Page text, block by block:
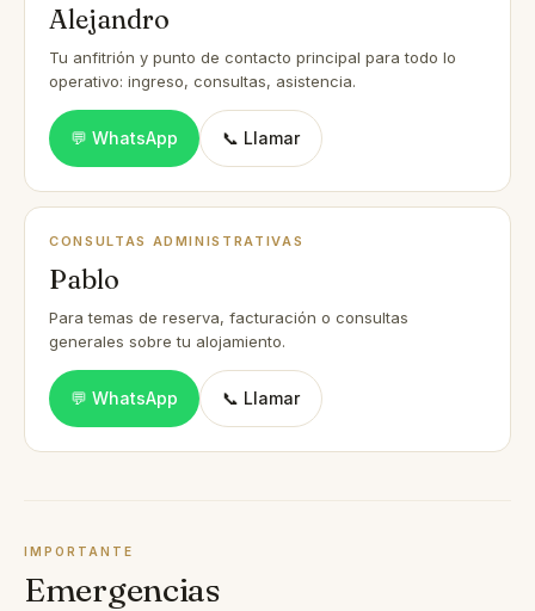
Alejandro
Tu anfitrión y punto de contacto principal para todo lo
operativo: ingreso, consultas, asistencia.
💬 WhatsApp 📞 Llamar
CONSULTAS ADMINISTRATIVAS
Pablo
Para temas de reserva, facturación o consultas
generales sobre tu alojamiento.
💬 WhatsApp 📞 Llamar
IMPORTANTE
Emergencias